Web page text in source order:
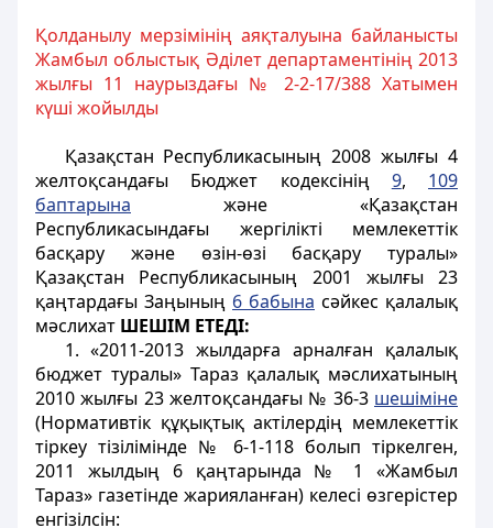
Қолданылу мерзімінің аяқталуына байланысты
Жамбыл облыстық Әділет департаментінің 2013
жылғы 11 наурыздағы № 2-2-17/388 Хатымен
күші жойылды
Қазақстан Республикасының 2008 жылғы 4
желтоқсандағы Бюджет кодексінің 9, 109
баптарына және «Қазақстан
Республикасындағы жергілікті мемлекеттік
басқару және өзін-өзі басқару туралы»
Қазақстан Республикасының 2001 жылғы 23
қаңтардағы Заңының 6 бабына сәйкес қалалық
мәслихат ШЕШІМ ЕТЕДІ:
1. «2011-2013 жылдарға арналған қалалық
бюджет туралы» Тараз қалалық мәслихатының
2010 жылғы 23 желтоқсандағы № 36-3 шешіміне
(Нормативтік құқықтық актілердің мемлекеттік
тіркеу тізілімінде № 6-1-118 болып тіркелген,
2011 жылдың 6 қаңтарында № 1 «Жамбыл
Тараз» газетінде жарияланған) келесі өзгерістер
енгізілсін: